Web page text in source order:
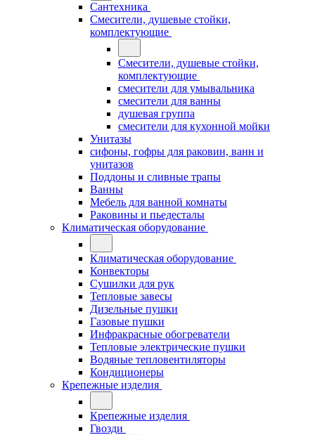
Сантехника
Смесители, душевые стойки,
комплектующие
Смесители, душевые стойки,
комплектующие
смесители для умывальника
смесители для ванны
душевая группа
смесители для кухонной мойки
Унитазы
сифоны, гофры для раковин, ванн и
унитазов
Поддоны и сливные трапы
Ванны
Мебель для ванной комнаты
Раковины и пьедесталы
Климатическая оборудование
Климатическая оборудование
Конвекторы
Сушилки для рук
Тепловые завесы
Дизельные пушки
Газовые пушки
Инфракрасные обогреватели
Тепловые электрические пушки
Водяные тепловентиляторы
Кондиционеры
Крепежные изделия
Крепежные изделия
Гвозди